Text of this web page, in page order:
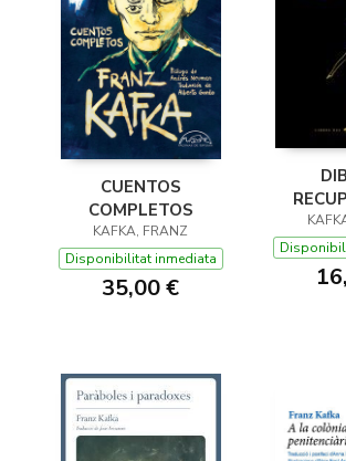
CUENTOS
COMPLETOS
KAFKA, FRANZ
Disponibilitat inmediata
35,00 €